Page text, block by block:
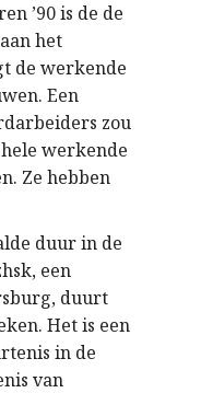
’90 is de de
het
de werkende
Een
zou
werkende
Ze hebben
duur in de
een
duurt
Het is een
in de
van